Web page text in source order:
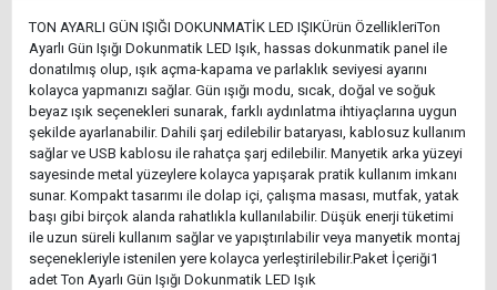
TON AYARLI GÜN IŞIĞI DOKUNMATİK LED IŞIKÜrün ÖzellikleriTon
Ayarlı Gün Işığı Dokunmatik LED Işık, hassas dokunmatik panel ile
donatılmış olup, ışık açma-kapama ve parlaklık seviyesi ayarını
kolayca yapmanızı sağlar. Gün ışığı modu, sıcak, doğal ve soğuk
beyaz ışık seçenekleri sunarak, farklı aydınlatma ihtiyaçlarına uygun
şekilde ayarlanabilir. Dahili şarj edilebilir bataryası, kablosuz kullanım
sağlar ve USB kablosu ile rahatça şarj edilebilir. Manyetik arka yüzeyi
sayesinde metal yüzeylere kolayca yapışarak pratik kullanım imkanı
sunar. Kompakt tasarımı ile dolap içi, çalışma masası, mutfak, yatak
başı gibi birçok alanda rahatlıkla kullanılabilir. Düşük enerji tüketimi
ile uzun süreli kullanım sağlar ve yapıştırılabilir veya manyetik montaj
seçenekleriyle istenilen yere kolayca yerleştirilebilir.Paket İçeriği1
adet Ton Ayarlı Gün Işığı Dokunmatik LED Işık